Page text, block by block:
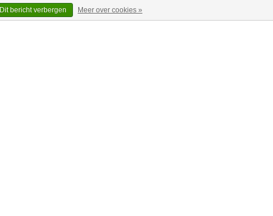
Dit bericht verbergen Meer over cookies »